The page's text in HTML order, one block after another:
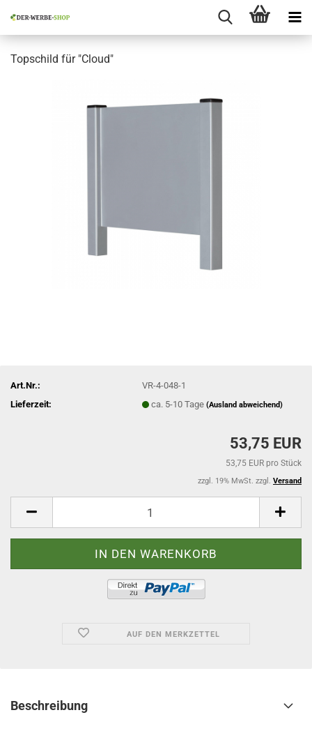
Topschild für "Cloud"
Art.Nr.:
VR-4-048-1
Lieferzeit:
ca. 5-10 Tage(Ausland abweichend)
53,75 EUR
53,75 EUR pro Stück
zzgl. 19% MwSt. zzgl. Versand
AUF DEN MERKZETTEL
Beschreibung